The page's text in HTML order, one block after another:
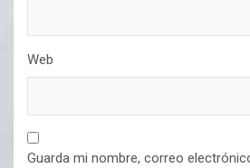
Web
Guarda mi nombre, correo